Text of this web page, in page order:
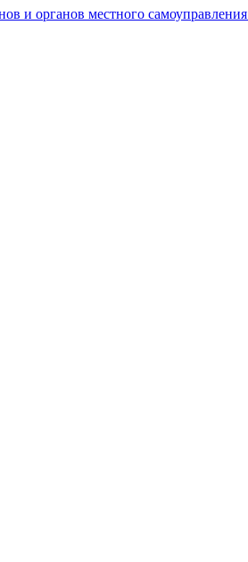
и органов местного